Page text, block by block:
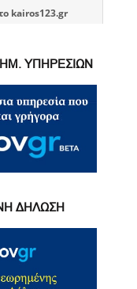
kairos123.gr
ΥΠΗΡΕΣΙΩΝ
ΔΗΛΩΣΗ